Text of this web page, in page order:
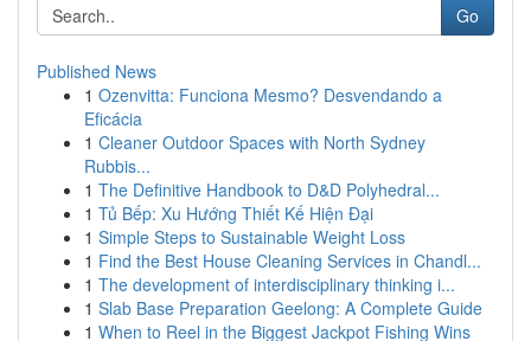
Go
Published News
1 Ozenvitta: Funciona Mesmo? Desvendando a
Eficácia
1 Cleaner Outdoor Spaces with North Sydney
Rubbis...
1 The Definitive Handbook to D&D Polyhedral...
1 Tủ Bếp: Xu Hướng Thiết Kế Hiện Đại
1 Simple Steps to Sustainable Weight Loss
1 Find the Best House Cleaning Services in Chandl...
1 The development of interdisciplinary thinking i...
1 Slab Base Preparation Geelong: A Complete Guide
1 When to Reel in the Biggest Jackpot Fishing Wins